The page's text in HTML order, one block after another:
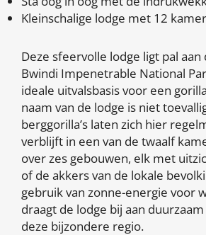
Kleinschalige lodge met 12
Deze sfeervolle lodge ligt pal
Bwindi Impenetrable National
ideale uitvalsbasis voor een
naam van de lodge is niet
berggorilla’s laten zich hier
verblijft in een van de twaalf
over zes gebouwen, elk met
of de akkers van de lokale
gebruik van zonne-energie voor
draagt de lodge bij aan
deze bijzondere regio.